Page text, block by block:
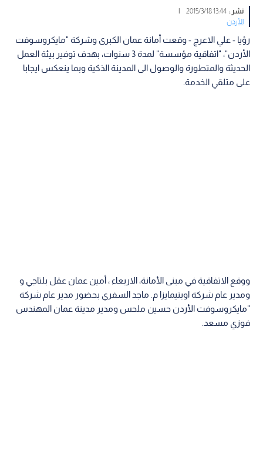
نشر :13:44 2015/3/18
|
الأردن
رؤيا - علي الاعرج - وقعت أمانة عمان الكبرى وشركة "مايكروسوفت
الأردن"، "اتفاقية مؤسسة" لمدة 3 سنوات، بهدف توفير بيئة العمل
الحديثة والمتطورة والوصول الى المدينة الذكية وبما ينعكس ايجابا
على متلقي الخدمة.
ووقع الاتفاقية في مبنى الأمانة، الاربعاء ، أمين عمان عقل بلتاجي و
ومدير عام شركة اوبتيمايزا م. ماجد السفري بحضور مدير عام شركة
"مايكروسوفت الأردن حسين ملحس ومدير مدينة عمان المهندس
فوزي مسعد.